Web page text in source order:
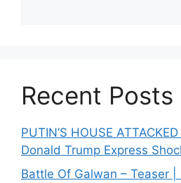
Recent Posts
PUTIN’S HOUSE
Donald Trump Express
Battle Of Galwan – Teaser |